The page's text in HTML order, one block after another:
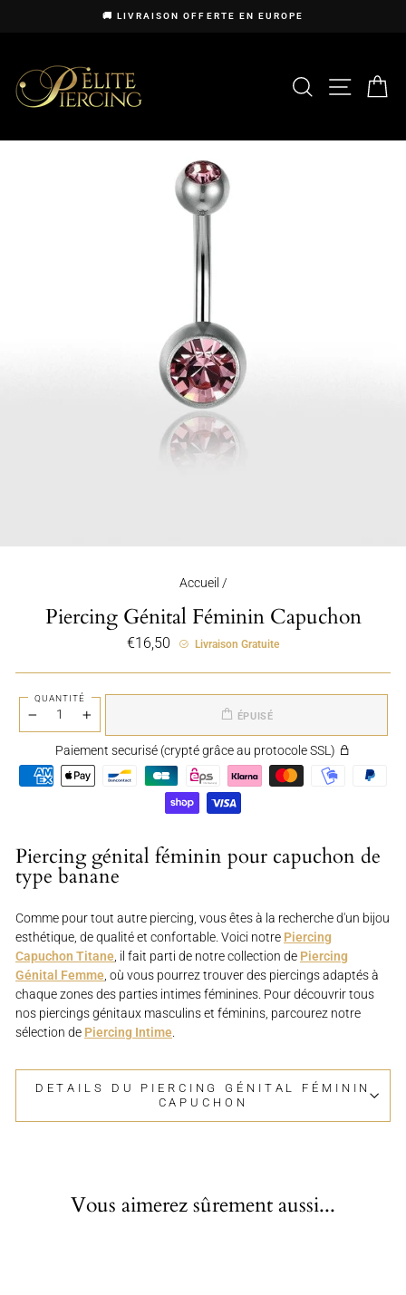
🚚 LIVRAISON OFFERTE EN EUROPE
Accueil /
Piercing Génital Féminin Capuchon
€16,50
PrixLivraison Gratuite
QUANTITÉ
+
ÉPUISÉ
Paiement securisé (crypté grâce au protocole SSL)
Piercing génital féminin pour capuchon de
type banane
Comme pour tout autre piercing, vous êtes à la recherche d'un bijou
esthétique, de qualité et confortable. Voici notre Piercing
Capuchon Titane, il fait parti de notre collection de Piercing
Génital Femme, où vous pourrez trouver des piercings adaptés à
chaque zones des parties intimes féminines. Pour découvrir tous
nos piercings génitaux masculins et féminins, parcourez notre
sélection de Piercing Intime.
DETAILS DU PIERCING GÉNITAL FÉMININ
CAPUCHON
Vous aimerez sûrement aussi...